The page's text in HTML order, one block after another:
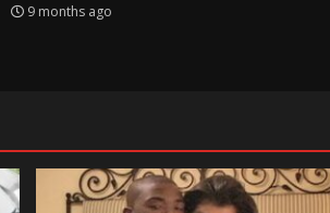
9 months ago